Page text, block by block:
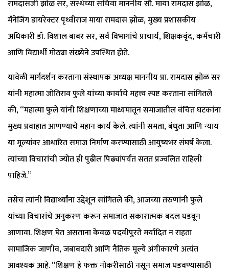
रामदासजी झोळ सर, संस्थेच्या सचिवा माननीय सौ. माया रामदास झोळ,
मॅनेजिंग डायरेक्टर पृथ्वीराज माया रामदास झोळ, मुख्य प्रशासकीय
अधिकारी डॉ. विशाल बाबर सर, सर्व विभागांचे प्राचार्य, शिक्षकवृंद, कर्मचारी
आणि विद्यार्थी मोठ्या संख्येने उपस्थित होते.
यावेळी मार्गदर्शन करताना संस्थापक अध्यक्ष माननीय प्रा. रामदास झोळ सर
यांनी महात्मा जोतिराव फुले यांच्या कार्याचे महत्त्व स्पष्ट करताना सांगितले
की, “महात्मा फुले यांनी शिक्षणाच्या माध्यमातून समाजातील वंचित घटकांना
मुख्य प्रवाहात आणण्याचे महान कार्य केले. त्यांनी समता, बंधुता आणि न्याय
या मूल्यांवर आधारित समाज निर्माण करण्यासाठी आयुष्यभर संघर्ष केला.
त्यांच्या विचारांची ज्योत ही पुढील पिढ्यांपर्यंत सतत प्रज्वलित राहिली
पाहिजे.”
तसेच त्यांनी विद्यार्थ्यांना उद्देशून सांगितले की, आजच्या तरुणांनी फुले
यांच्या विचारांचे अनुकरण करून समाजात सकारात्मक बदल घडवून
आणावा. शिक्षण घेत असताना केवळ पदवीपुरते मर्यादित न राहता
सामाजिक जाणीव, जबाबदारी आणि नैतिक मूल्ये अंगीकारणे अत्यंत
आवश्यक आहे. “शिक्षण हे फक्त नोकरीसाठी नसून समाज घडवण्यासाठी